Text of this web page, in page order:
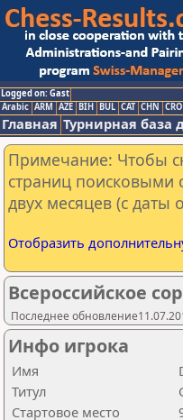
Logged on: Gast
Arabic ARM AZE BIH BUL CAT CHN CRO
Главная Турнирная база
Примечание: Чтобы
страниц поисковыми
двух месяцев (с даты
Отобразить
Всероссийское
Последнее
Инфо игрока
Имя
Титул
Стартовое место